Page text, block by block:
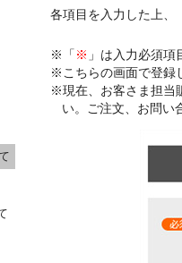
各項目を入力した上、
※「 ※ 」は入力必須項
※こちらの画面で登録
※現在、お客さま担当
い。ご注文、お問い